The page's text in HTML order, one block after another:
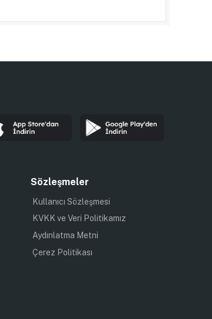
Sözleşmeler
Kullanıcı Sözleşmesi
KVKK ve Veri Politikamız
Aydınlatma Metni
Çerez Politikası